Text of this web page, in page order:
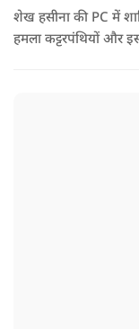
शेख हसीना की PC में
हमला कट्टरपंथियों और